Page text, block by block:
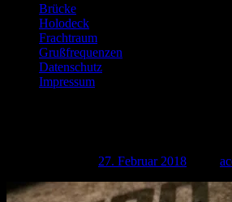
Brücke
Holodeck
Frachtraum
Grußfrequenzen
Datenschutz
Impressum
27. Februar 2018